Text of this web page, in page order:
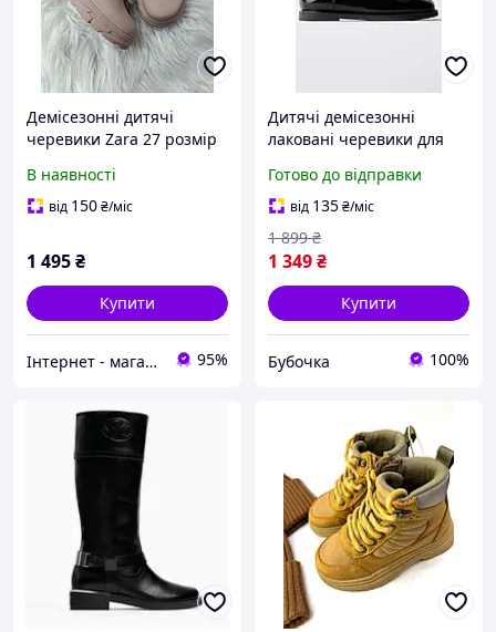
Демісезонні дитячі
черевики Zara 27 розмір
В наявності
від 150₴/міс
1 495₴
Купити
Інтернет - магазин одягу та взуття Зiрочка 95%
Дитячі демісезонні
лаковані черевики для
(26021809F)
Готово до відправки
від 135₴/міс
1 349₴
1 899 ₴
Купити
Бубочка 100%